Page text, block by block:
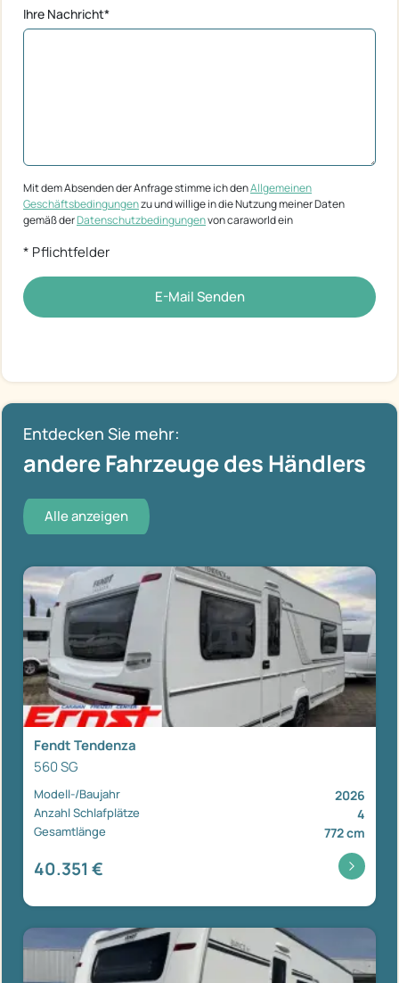
Ihre Nachricht*
Mit dem Absenden der Anfrage stimme ich denAllgemeinen
Geschäftsbedingungenzu und willige in die Nutzung meiner Daten
gemäß derDatenschutzbedingungenvon caraworld ein
* Pflichtfelder
E-Mail Senden
Entdecken Sie mehr:
andere Fahrzeuge des Händlers
Alle anzeigen
Fendt Tendenza
560 SG
Modell-/Baujahr 2026
Anzahl Schlafplätze 4
Gesamtlänge 772 cm
40.351 €